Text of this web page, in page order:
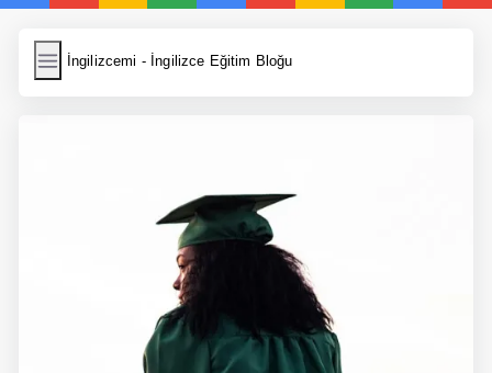
İngilizcemi - İngilizce Eğitim Bloğu
İngilizcemi
Wordpress Cache
İngilizce Yemek Tarifleri
İngilizce Şarkı Sözleri